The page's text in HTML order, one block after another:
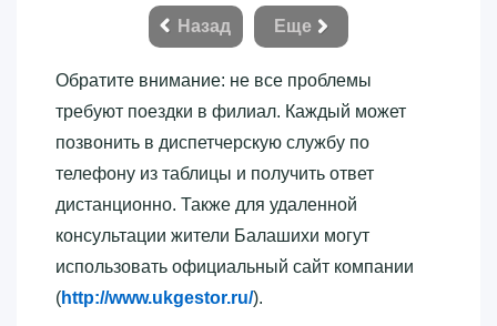
Назад
Еще
Обратите внимание: не все проблемы
требуют поездки в филиал. Каждый может
позвонить в диспетчерскую службу по
телефону из таблицы и получить ответ
дистанционно. Также для удаленной
консультации жители Балашихи могут
использовать официальный сайт компании
(http://www.ukgestor.ru/).